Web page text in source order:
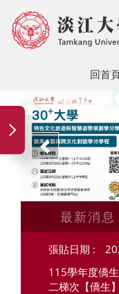
回首
上一頁
最新消息
115學年度僑
二梯次【僑生